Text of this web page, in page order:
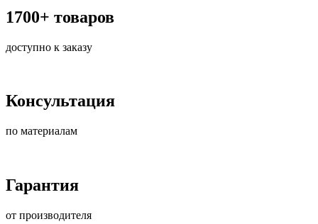
1700+ товаров
доступно к заказу
Консультация
по материалам
Гарантия
от производителя